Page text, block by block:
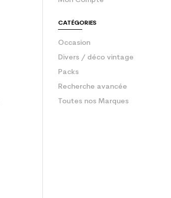
CATÉGORIES
Occasion
Divers / déco vintage
Packs
Recherche avancée
Toutes nos Marques